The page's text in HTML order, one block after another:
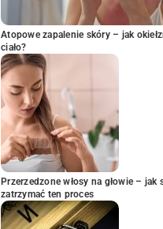
Atopowe zapalenie skóry – jak
ciało?
Przerzedzone włosy na głowie – jak
zatrzymać ten proces